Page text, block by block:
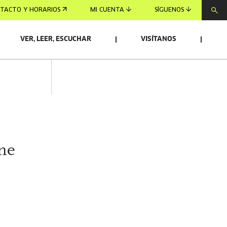
Y HORARIOS MI CUENTA SÍGUENOS
VER, LEER, ESCUCHAR VISÍTANOS